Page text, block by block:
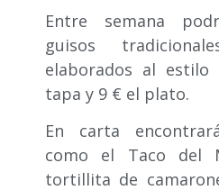
Entre semana
guisos
elaborados al estilo
tapa y 9 € el plato.
En carta
como el Taco del
tortillita de